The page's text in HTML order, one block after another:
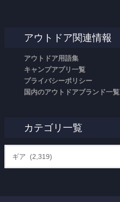
アウトドア関連情報
アウトドア用語集
キャンプアプリ一覧
プライバシーポリシー
国内のアウトドアブランド一覧
カテゴリ一覧